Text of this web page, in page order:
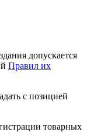
допускается
Правил их
с позицией
товарных